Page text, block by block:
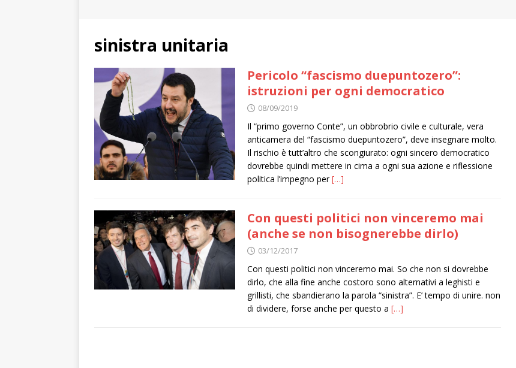
sinistra unitaria
Pericolo “fascismo duepuntozero”:
istruzioni per ogni democratico
08/09/2019
Il “primo governo Conte”, un obbrobrio civile e culturale, vera
anticamera del “fascismo duepuntozero”, deve insegnare molto.
Il rischio è tutt’altro che scongiurato: ogni sincero democratico
dovrebbe quindi mettere in cima a ogni sua azione e riflessione
politica l’impegno per[…]
Con questi politici non vinceremo mai
(anche se non bisognerebbe dirlo)
03/12/2017
Con questi politici non vinceremo mai. So che non si dovrebbe
dirlo, che alla fine anche costoro sono alternativi a leghisti e
grillisti, che sbandierano la parola “sinistra”. E’ tempo di unire. non
di dividere, forse anche per questo a […]